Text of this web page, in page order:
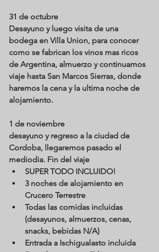
31 de octubre
Desayuno y luego visita de una
bodega en Villa Union, para conocer
como se fabrican los vinos mas ricos
de Argentina, almuerzo y continuamos
viaje hasta San Marcos Sierras, donde
haremos la cena y la ultima noche de
alojamiento.
1 de noviembre
desayuno y regreso a la ciudad de
Cordoba, llegaremos pasado el
mediodia. Fin del viaje
SUPER TODO INCLUIDO!
3 noches de alojamiento en
Crucero Terrestre
Todas las comidas incluidas
(desayunos, almuerzos, cenas,
snacks, bebidas N/A)
Entrada a Ischigualasto incluida